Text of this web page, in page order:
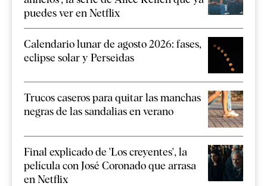
puedes ver en Netflix
Calendario lunar de agosto 2026: fases,
eclipse solar y Perseidas
Trucos caseros para quitar las manchas
negras de las sandalias en verano
Final explicado de 'Los creyentes', la
película con José Coronado que arrasa
en Netflix